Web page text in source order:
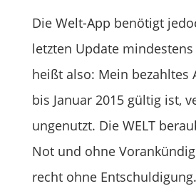
Die Welt-App benötigt
letzten Update mindestens
heißt also: Mein bezahltes
bis Januar 2015 gültig ist,
ungenutzt. Die WELT
Not und ohne
recht ohne